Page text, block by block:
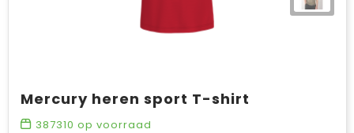
Mercury heren sport T-shirt
387310 op voorraad